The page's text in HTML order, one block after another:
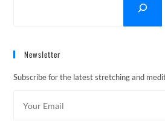
Newsletter
Subscribe for the latest stretching and